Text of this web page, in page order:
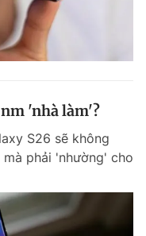
'nhà làm'?
S26 sẽ không
phải 'nhường' cho